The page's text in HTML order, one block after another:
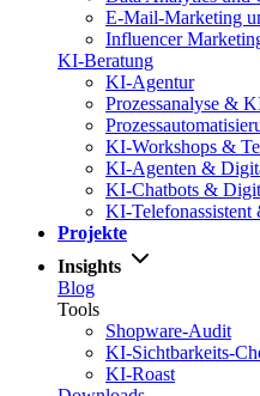
E-Mail-Marketing
Influencer
KI-Beratung
KI-Agentur
Prozessanalyse &
KI-Workshops &
KI-Agenten &
KI-Chatbots &
KI-
Projekte
Insights
Blog
Tools
Shopware-Audit
KI-Sichtbarkeits-
KI-Roast